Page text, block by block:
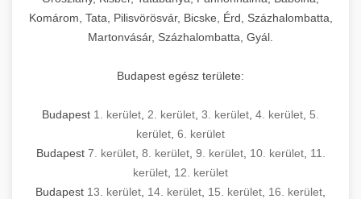
Komárom, Tata, Pilisvörösvár, Bicske, Érd, Százhalombatta,
Martonvásár, Százhalombatta, Gyál.
Budapest egész területe:
Budapest 1. kerület 2. kerület 3. kerület 4. kerület 5.
kerület 6. kerület
Budapest 7. kerület, 8. kerület, 9. kerület, 10. kerület, 11.
kerület 12. kerület
Budapest 13. kerület 14. kerület 15. kerület 16. kerület